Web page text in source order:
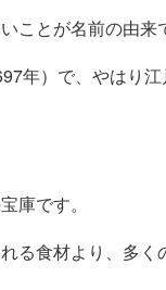
ことが名前の由来
年）で、やはり
庫です。
る食材より、多く